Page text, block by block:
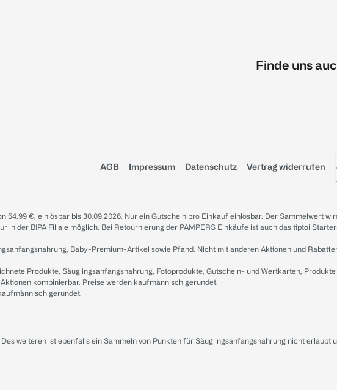
Finde uns
AGB Impressum Datenschutz Vertrag widerrufen
€, einlösbar bis 30.09.2026. Nur ein Gutschein pro Einkauf einlösbar. Der Sammelwert
in der BIPA Filiale möglich. Bei Retournierung der PAMPERS Einkäufe ist auch das tiptoi
Baby-Premium-Artikel sowie Pfand. Nicht mit anderen Aktionen und
Produkte, Säuglingsanfangsnahrung, Fotoprodukte, Gutschein- und Wertkarten,
kombinierbar. Preise werden kaufmännisch gerundet.
gerundet.
weiteren ist ebenfalls ein Sammeln von Punkten für Säuglingsanfangsnahrung nicht erlaubt